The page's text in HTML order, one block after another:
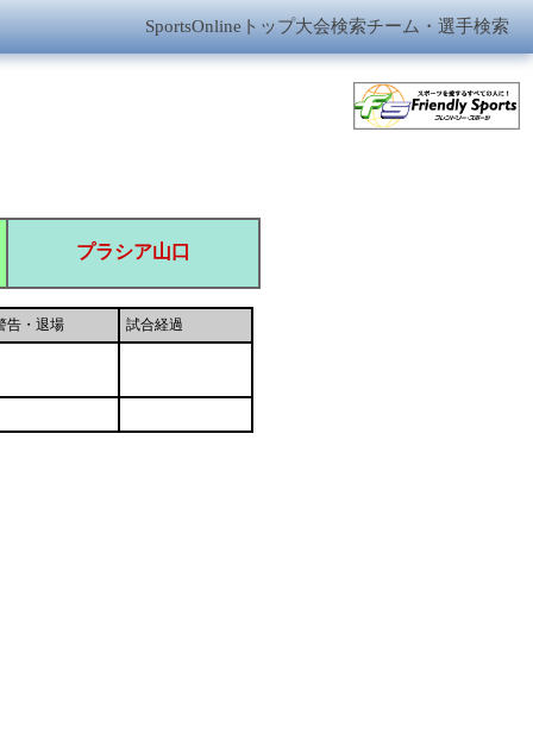
SportsOnlineトップ大会検索チーム・選手検索
プラシア山口
告・退場 試合経過